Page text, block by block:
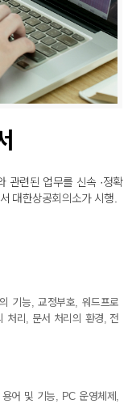
관련된 업무를 신속 ·정확
대한상공회의소가 시행.
기능, 교정부호, 워드프로
처리, 문서 처리의 환경, 전
어 및 기능, PC 운영체제,